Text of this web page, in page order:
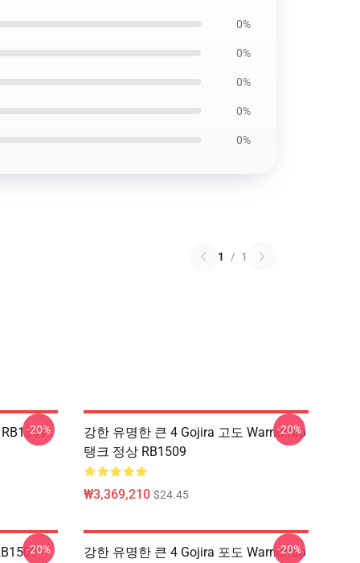
0%
0%
0%
0%
0%
1 / 1
-20%
강한 유명한 큰 4 Gojira 고도 Warriorrap
탱크 정상 RB1509
₩3,369,210 $24.45
-20%
-20%
강한 유명한 큰 4 Gojira 포도 Warriorrap
-20%